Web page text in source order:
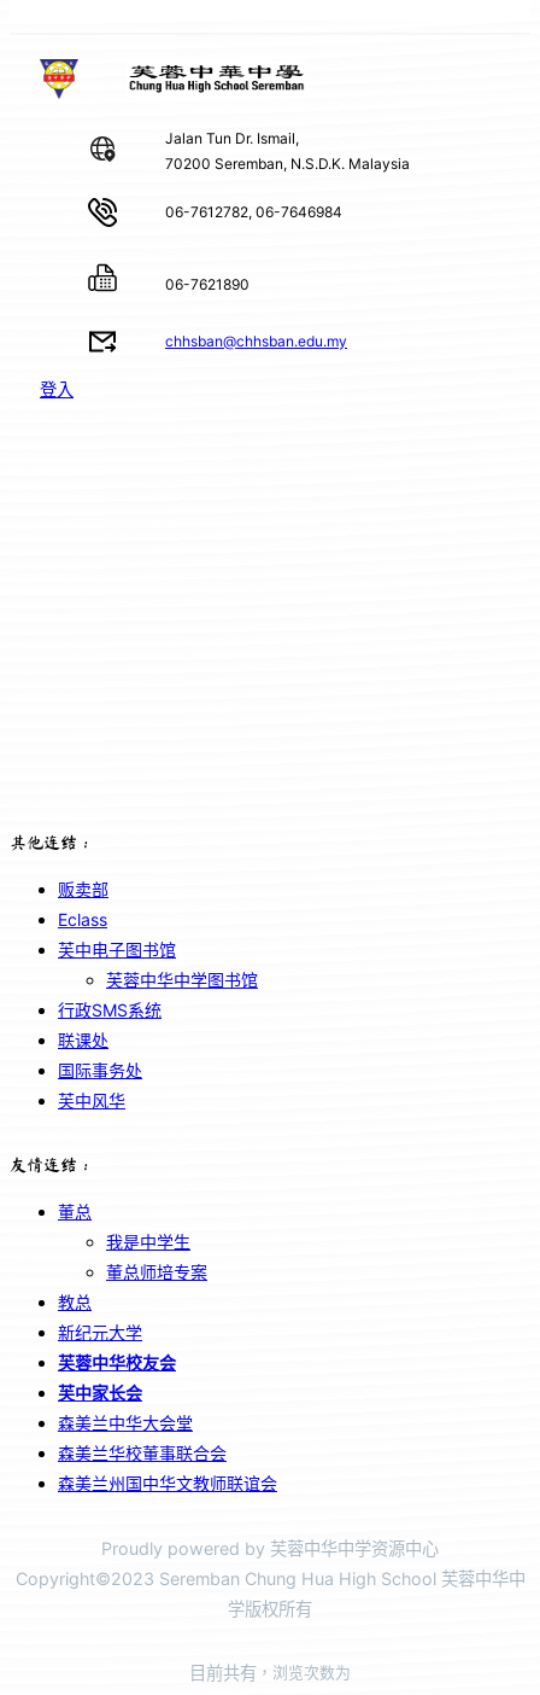
Jalan Tun Dr. Ismail,
70200 Seremban, N.S.D.K. Malaysia
06-7612782, 06-7646984
06-7621890
chhsban@chhsban.edu.my
登入
其他连结：
贩卖部
Eclass
芙中电子图书馆
芙蓉中华中学图书馆
行政SMS系统
联课处
国际事务处
芙中风华
友情连结：
董总
我是中学生
董总师培专案
教总
新纪元大学
芙蓉中华校友会
芙中家长会
森美兰中华大会堂
森美兰华校董事联合会
森美兰州国中华文教师联谊会
Proudly powered by 芙蓉中华中学资源中心
Copyright©2023 Seremban Chung Hua High School 芙蓉中华中
学版权所有
目前共有 ，浏览次数为